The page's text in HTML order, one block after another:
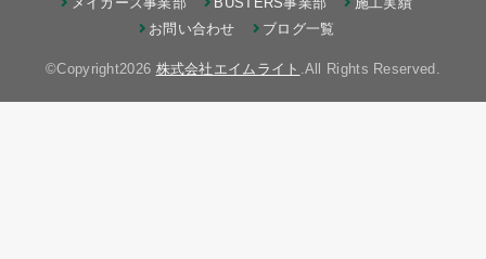
お問い合わせ
ブログ一覧
©Copyright2026 株式会社エイムライト .All Rights Reserved.